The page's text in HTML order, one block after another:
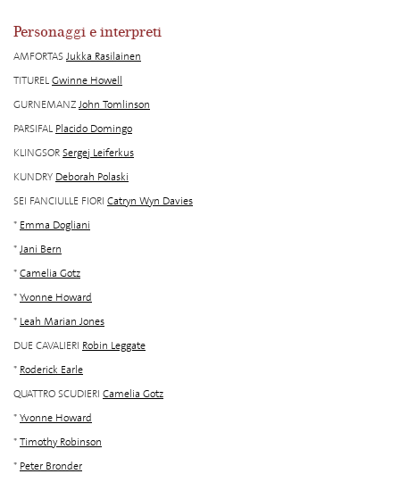
Personaggi e interpreti
AMFORTASJukka Rasilainen
TITURELGwinne Howell
GURNEMANZJohn Tomlinson
PARSIFAL Placido Domingo
KLINGSORSergej Leiferkus
KUNDRY Deborah Polaski
SEI FANCIULLE FIORI Catryn Wyn Davies
* Emma Dogliani
*Jani Bern
*Camelia Gotz
*Yvonne Howard
* Leah Marian Jones
DUE CAVALIERI Robin Leggate
* Roderick Earle
QUATTRO SCUDIERI Camelia Gotz
*Yvonne Howard
*Timothy Robinson
* Peter Bronder